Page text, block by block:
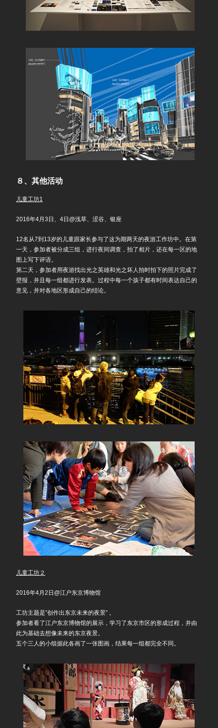
８、其他活动
儿童工坊1
2016年4月3日、4日@浅草、涩谷、银座
12名从7到13岁的儿童跟家长参与了这为期两天的夜游工作坊中。在第
一天，参加者被分成三组，进行夜间调查，拍了相片，还在每一区的地
图上写下评语。
第二天，参加者用夜游找出光之英雄和光之坏人拍时拍下的照片完成了
壁报，并且每一组都进行发表。过程中每一个孩子都有时间表达自己的
意见，并对各地区形成自己的结论。
儿童工坊２
2016年4月2日@江户东京博物馆
工坊主题是”创作出东京未来的夜景” 。
参加者看了江户东京博物馆的展示，学习了东京市区的形成过程，并由
此为基础去想像未来的东京夜景。
五个三人的小组据此各画了一张图画，结果每一组都完全不同。